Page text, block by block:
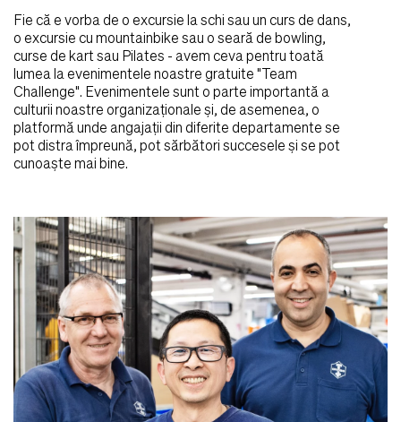
Fie că e vorba de o excursie la schi sau un curs de dans,
o excursie cu mountainbike sau o seară de bowling,
curse de kart sau Pilates - avem ceva pentru toată
lumea la evenimentele noastre gratuite "Team
Challenge". Evenimentele sunt o parte importantă a
culturii noastre organizaționale și, de asemenea, o
platformă unde angajații din diferite departamente se
pot distra împreună, pot sărbători succesele și se pot
cunoaște mai bine.